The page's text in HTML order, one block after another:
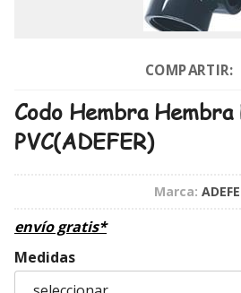
COMPARTIR:
Codo Hembra
PVC(ADEFER)
Marca:
envío gratis*
Medidas